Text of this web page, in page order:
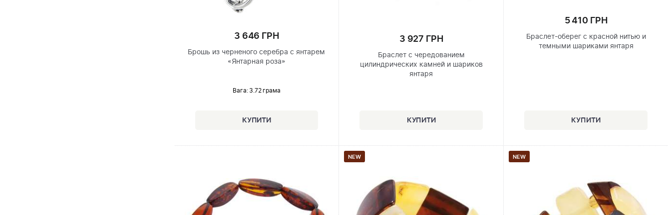
3 646 ГРН
Брошь из черненого серебра с янтарем
«Янтарная роза»
Вага: 3.72 грама
3 927 ГРН
Браслет с чередованием
цилиндрических камней и шариков
янтаря
5 410 ГРН
Браслет-оберег с красной нитью и
темными шариками янтаря
NEW NEW